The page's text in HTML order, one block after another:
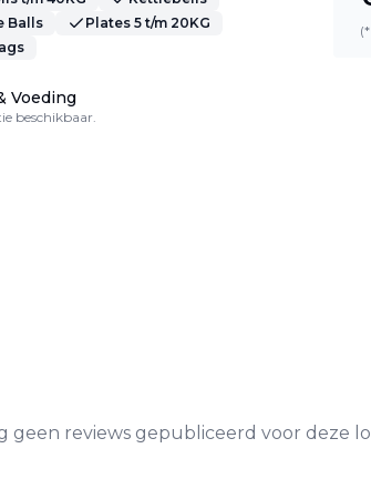
Balls
Plates 5 t/m 20KG
Voeding
beschikbaar.
geen reviews gepubliceerd voor deze